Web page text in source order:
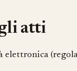
atti
elettronica